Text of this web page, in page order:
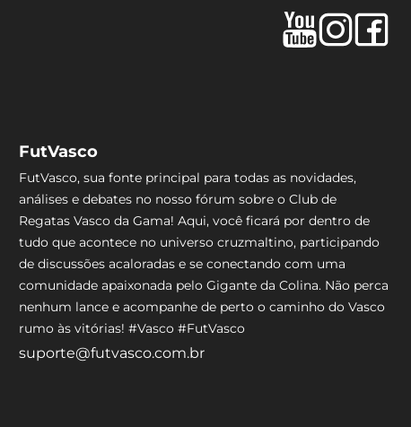
FutVasco
FutVasco, sua fonte principal para todas as novidades,
análises e debates no nosso fórum sobre o Club de
Regatas Vasco da Gama! Aqui, você ficará por dentro de
tudo que acontece no universo cruzmaltino, participando
de discussões acaloradas e se conectando com uma
comunidade apaixonada pelo Gigante da Colina. Não perca
nenhum lance e acompanhe de perto o caminho do Vasco
rumo às vitórias! #Vasco #FutVasco
suporte@futvasco.com.br